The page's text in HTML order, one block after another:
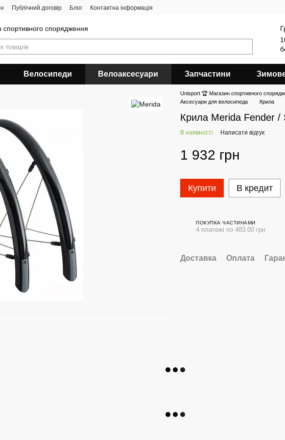
Публічний договір Блог Контактна інформація
спортивного спорядження
Велосипеди Велоаксесуари Запчастини
Unisport 🏆 Магазин спортивного
Аксесуари для велосипеда
Крила
Крила Merida Fender
В наявності Написати відгук
1 932 грн
Купити В кредит
ПОКУПКА ЧАСТИНАМИ
4 платежі по 483.00 грн
Доставка Оплата